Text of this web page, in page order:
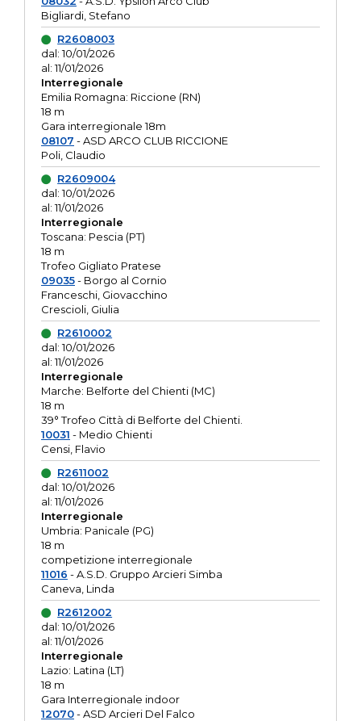
Bigliardi, Stefano
R2608003
dal: 10/01/2026
al: 11/01/2026
Interregionale
Emilia Romagna: Riccione (RN)
18 m
Gara interregionale 18m
08107 - ASD ARCO CLUB RICCIONE
Poli, Claudio
R2609004
dal: 10/01/2026
al: 11/01/2026
Interregionale
Toscana: Pescia (PT)
18 m
Trofeo Gigliato Pratese
09035- Borgo al Cornio
Franceschi, Giovacchino
Crescioli, Giulia
R2610002
dal: 10/01/2026
al: 11/01/2026
Interregionale
Marche: Belforte del Chienti (MC)
18 m
39° Trofeo Città di Belforte del Chienti.
10031 - Medio Chienti
Censi, Flavio
R2611002
dal: 10/01/2026
al: 11/01/2026
Interregionale
Umbria: Panicale (PG)
18 m
competizione interregionale
11016 - A.S.D. Gruppo Arcieri Simba
Caneva, Linda
R2612002
dal: 10/01/2026
al: 11/01/2026
Interregionale
Lazio: Latina (LT)
18 m
Gara Interregionale indoor
12070- ASD Arcieri Del Falco